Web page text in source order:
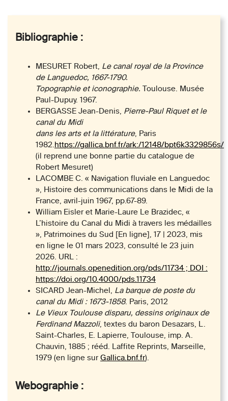
Bibliographie :
MESURET Robert, Le canal royal de la Province
de Languedoc, 1667-1790.
Topographie et iconographie.
Toulouse. Musée
Paul-Dupuy. 1967.
BERGASSE Jean-Denis, Pierre-Paul Riquet et le
canal du Midi
dans les arts et la littérature, Paris
1982. https://gallica.bnf.fr/ark:/12148/bpt6k3329856s/
(il reprend une bonne partie du catalogue de
Robert Mesuret)
LACOMBE C. « Navigation fluviale en Languedoc
», Histoire des communications dans le Midi de la
France, avril-juin 1967, pp.67-89.
William Eisler et Marie-Laure Le Brazidec, «
L’histoire du Canal du Midi à travers les médailles
», Patrimoines du Sud [En ligne], 17 | 2023, mis
en ligne le 01 mars 2023, consulté le 23 juin
2026. URL :
http://journals.openedition.org/pds/11734 ; DOI :
https://doi.org/10.4000/pds.11734
SICARD Jean-Michel, La barque de poste du
canal du Midi : 1673-1858. Paris, 2012
Le Vieux Toulouse disparu, dessins originaux de
Ferdinand Mazzoli, textes du baron Desazars, L.
Saint-Charles, E. Lapierre, Toulouse, imp. A.
Chauvin, 1885 ; rééd. Laffite Reprints, Marseille,
1979 (en ligne sur Gallica.bnf.fr).
Webographie :